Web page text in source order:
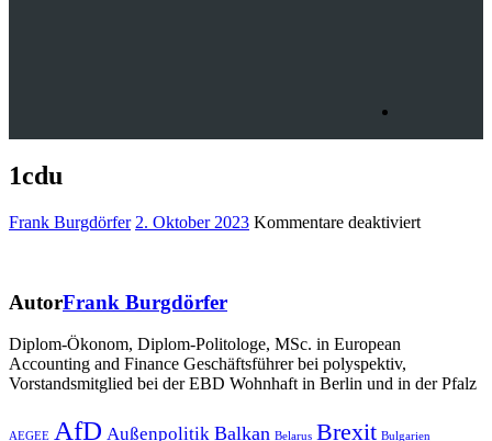
1cdu
Frank Burgdörfer 2. Oktober 2023 Kommentare deaktiviertfür
AutorFrank Burgdörfer
Diplom-Ökonom, Diplom-Politologe, MSc. in European
Accounting and Finance Geschäftsführer bei polyspektiv,
Vorstandsmitglied bei der EBD Wohnhaft in Berlin und in der Pfalz
Beitragsnavigation
AEGEE AfD Außenpolitik Balkan Belarus Brexit Bulgarien